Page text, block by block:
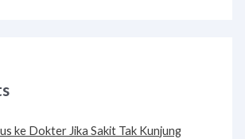
ke Dokter Jika Sakit Tak Kunjung